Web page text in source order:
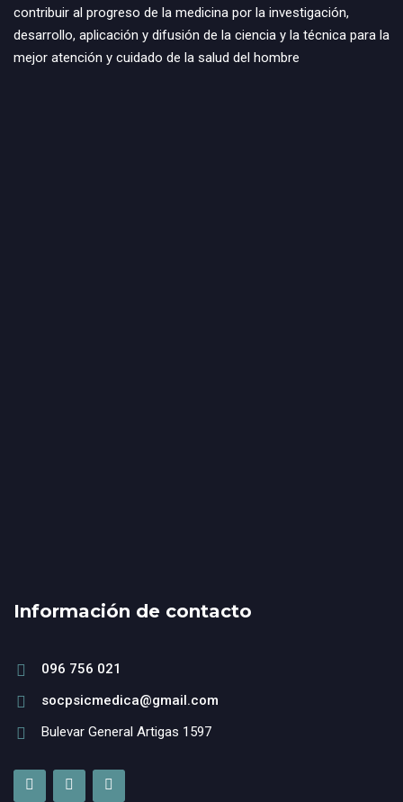
contribuir al progreso de la medicina por la investigación,
desarrollo, aplicación y difusión de la ciencia y la técnica para la
mejor atención y cuidado de la salud del hombre
Información de contacto
096 756 021
socpsicmedica@gmail.com
Bulevar General Artigas 1597